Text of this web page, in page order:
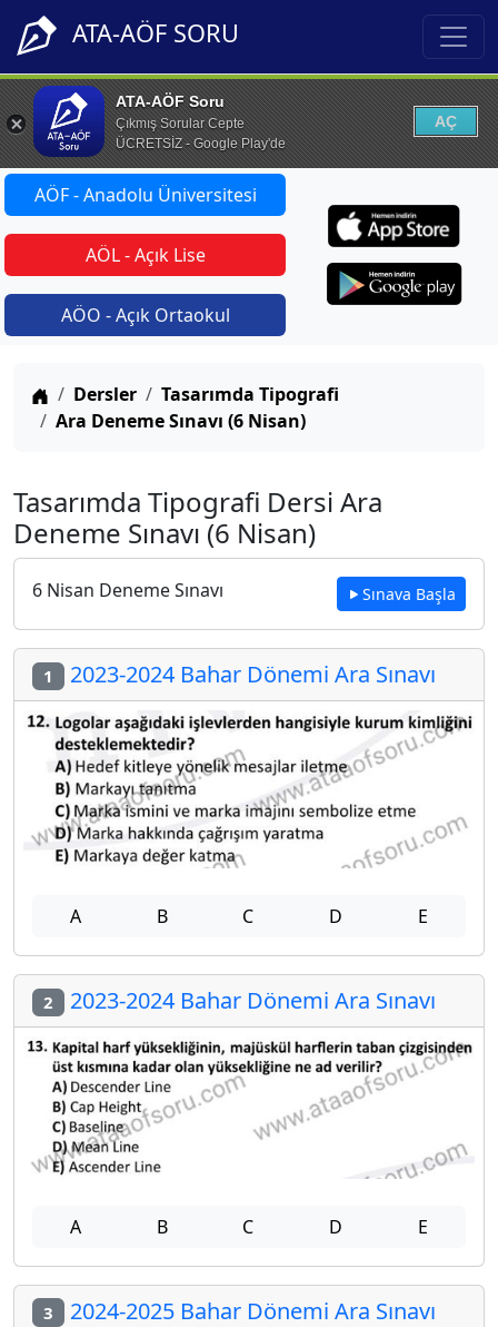
ATA-AÖF SORU
ATA-AÖF Soru
Çıkmış Sorular Cepte
ÜCRETSİZ - Google Play'de
AÇ
AÖF - Anadolu Üniversitesi
AÖL - Açık Lise
AÖO - Açık Ortaokul
Anasayfa
Dersler
Tasarımda Tipografi
Ara Deneme Sınavı (6 Nisan)
Tasarımda Tipografi Dersi Ara
Deneme Sınavı (6 Nisan)
6 Nisan Deneme Sınavı Sınava Başla
1 2023-2024 Bahar Dönemi Ara Sınavı
A B C D E
2 2023-2024 Bahar Dönemi Ara Sınavı
A B C D E
3 2024-2025 Bahar Dönemi Ara Sınavı